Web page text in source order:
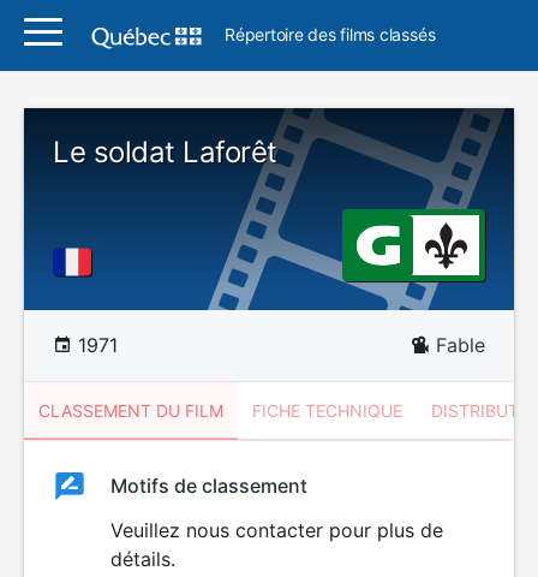
Répertoire des films classés
Le soldat Laforêt
1971 Fable
CLASSEMENT DU FILM FICHE TECHNIQUE
ClassementClassement
Motifs de classement
Veuillez nous contacter pour plus de
détails.